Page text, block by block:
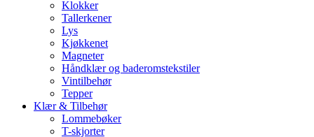
Klokker
Tallerkener
Lys
Kjøkkenet
Magneter
Håndklær og baderomstekstiler
Vintilbehør
Tepper
Klær & Tilbehør
Lommebøker
T-skjorter